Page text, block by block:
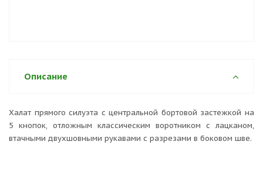
Описание
Халат прямого силуэта с центральной бортовой застежкой на
5 кнопок, отложным классическим воротником с лацканом,
втачными двухшовными рукавами с разрезами в боковом шве.